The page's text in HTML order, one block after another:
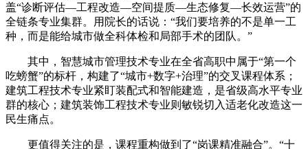
盖“诊断评估—工程改造—空间提质—生态修复—长效运营”的
全链条专业集群。用院长的话说：“我们要培养的不是单一工
种，而是能给城市做全科体检和局部手术的团队。”
其中，智慧城市管理技术专业在全省高职中属于“第一个
吃螃蟹”的标杆，构建了“城市+数字+治理”的交叉课程体系；
建筑工程技术专业紧盯装配式和智能建造，是省级高水平专业
群的核心；建筑装饰工程技术专业则敏锐切入适老化改造这一
民生痛点。
更值得关注的是，课程重构做到了“岗课精准融合”。“十